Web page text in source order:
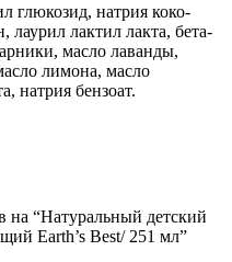
глюкозид, натрия коко-
лаурил лактил лакта, бета-
масло лаванды,
лимона, масло
натрия бензоат.
на “Натуральный детский
Earth’s Best/ 251 мл”